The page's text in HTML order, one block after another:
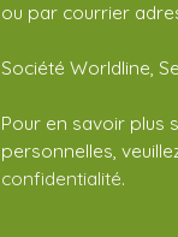
ou par courrier
Société Worldline,
Pour en savoir plus
personnelles,
confidentialité.